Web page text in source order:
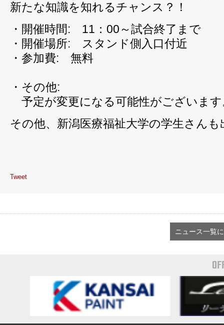
新たな知識を知れるチャンス？！
・開催時間: 11：00～試合終了まで
・開催場所: スタンド側入口付近
・参加費: 無料
・その他:
予定が変更になる可能性がございます
その他、新潟医療福祉大学の学生さんも
Tweet
ニュース一覧